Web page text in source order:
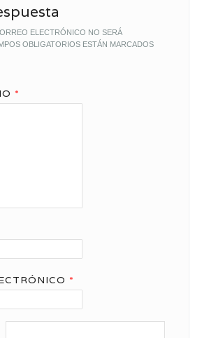
ELECTRÓNICO NO SERÁ
OBLIGATORIOS ESTÁN MARCADOS
*
*